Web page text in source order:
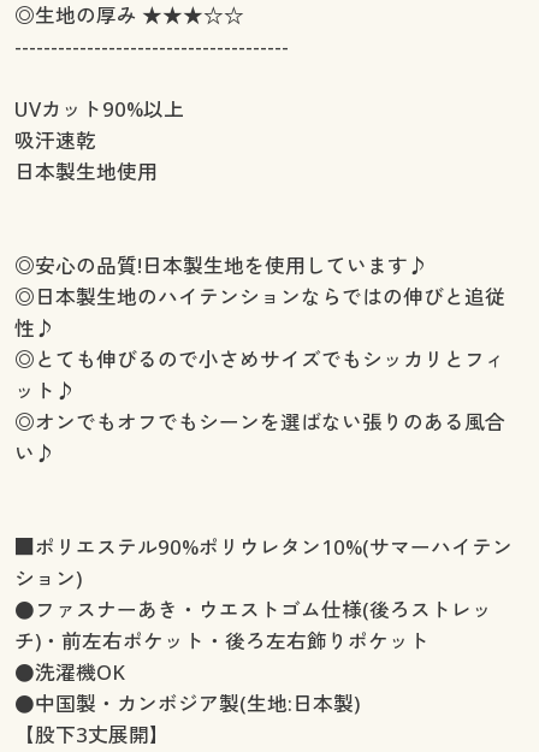
◎生地の厚み ★★★☆☆
--------------------------------------
UVカット90%以上
吸汗速乾
日本製生地使用
◎安心の品質!日本製生地を使用しています♪
◎日本製生地のハイテンションならではの伸びと追従
性♪
◎とても伸びるので小さめサイズでもシッカリとフィ
ット♪
◎オンでもオフでもシーンを選ばない張りのある風合
い♪
■ポリエステル90%ポリウレタン10%(サマーハイテン
ション)
●ファスナーあき・ウエストゴム仕様(後ろストレッ
チ)・前左右ポケット・後ろ左右飾りポケット
●洗濯機OK
●中国製・カンボジア製(生地:日本製)
【股下3丈展開】